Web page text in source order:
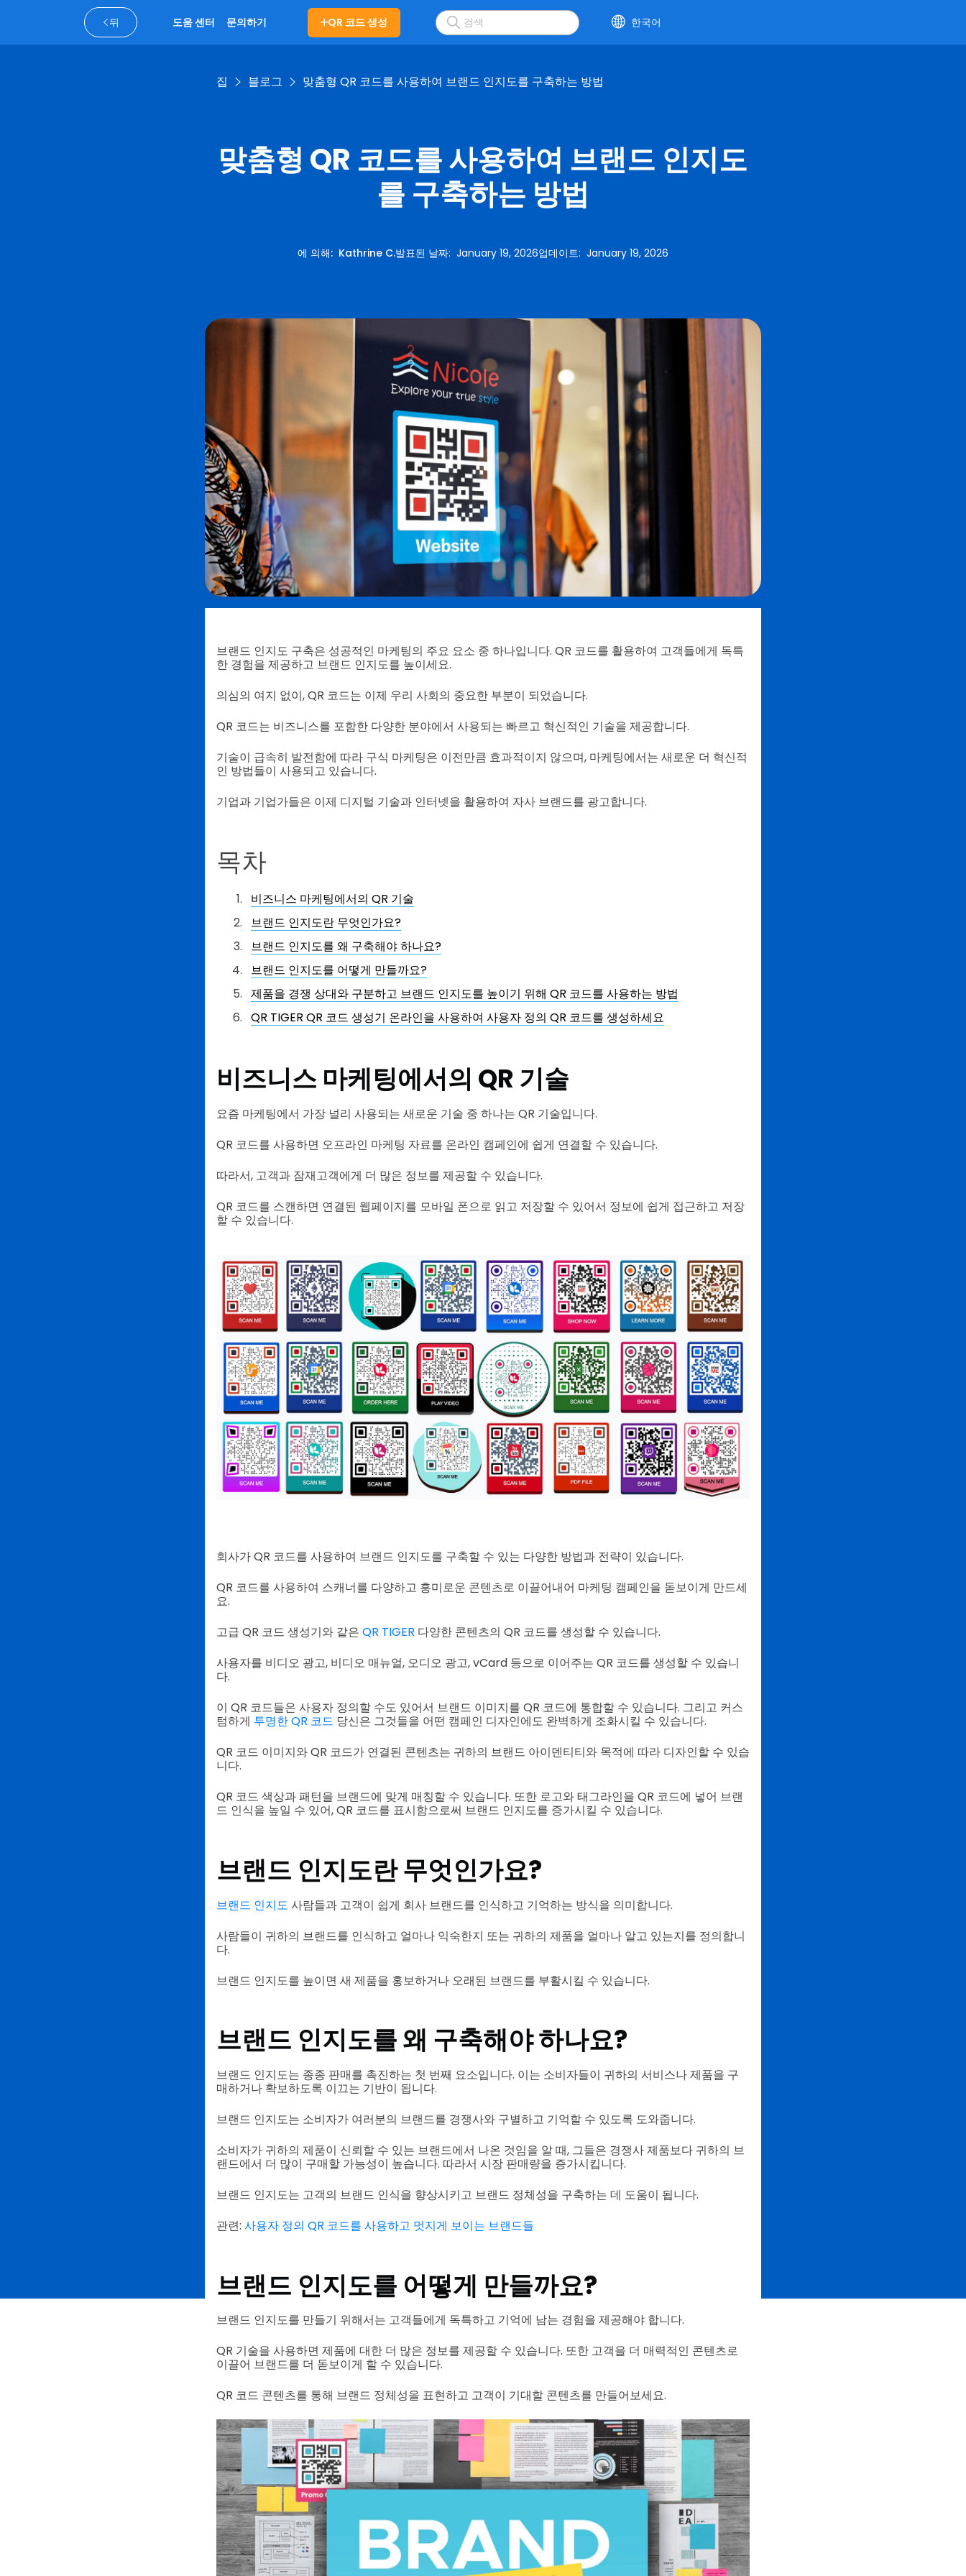
뒤 도움 센터 문의하기 QR 코드 생성 한국어
집 블로그 맞춤형 QR 코드를 사용하여 브랜드 인지도를 구축하는 방법
맞춤형 QR 코드를 사용하여 브랜드 인지도
를 구축하는 방법
에 의해: Kathrine C.발표된 날짜: January 19, 2026업데이트: January 19, 2026
브랜드 인지도 구축은 성공적인 마케팅의 주요 요소 중 하나입니다. QR 코드를 활용하여 고객들에게 독특
한 경험을 제공하고 브랜드 인지도를 높이세요.
의심의 여지 없이, QR 코드는 이제 우리 사회의 중요한 부분이 되었습니다.
QR 코드는 비즈니스를 포함한 다양한 분야에서 사용되는 빠르고 혁신적인 기술을 제공합니다.
기술이 급속히 발전함에 따라 구식 마케팅은 이전만큼 효과적이지 않으며, 마케팅에서는 새로운 더 혁신적
인 방법들이 사용되고 있습니다.
기업과 기업가들은 이제 디지털 기술과 인터넷을 활용하여 자사 브랜드를 광고합니다.
목차
비즈니스 마케팅에서의 QR 기술
브랜드 인지도란 무엇인가요?
브랜드 인지도를 왜 구축해야 하나요?
브랜드 인지도를 어떻게 만들까요?
제품을 경쟁 상대와 구분하고 브랜드 인지도를 높이기 위해 QR 코드를 사용하는 방법
QR TIGER QR 코드 생성기 온라인을 사용하여 사용자 정의 QR 코드를 생성하세요
비즈니스 마케팅에서의 QR 기술
요즘 마케팅에서 가장 널리 사용되는 새로운 기술 중 하나는 QR 기술입니다.
QR 코드를 사용하면 오프라인 마케팅 자료를 온라인 캠페인에 쉽게 연결할 수 있습니다.
따라서, 고객과 잠재고객에게 더 많은 정보를 제공할 수 있습니다.
QR 코드를 스캔하면 연결된 웹페이지를 모바일 폰으로 읽고 저장할 수 있어서 정보에 쉽게 접근하고 저장
할 수 있습니다.
회사가 QR 코드를 사용하여 브랜드 인지도를 구축할 수 있는 다양한 방법과 전략이 있습니다.
QR 코드를 사용하여 스캐너를 다양하고 흥미로운 콘텐츠로 이끌어내어 마케팅 캠페인을 돋보이게 만드세
요.
고급 QR 코드 생성기와 같은 QR TIGER 다양한 콘텐츠의 QR 코드를 생성할 수 있습니다.
사용자를 비디오 광고, 비디오 매뉴얼, 오디오 광고, vCard 등으로 이어주는 QR 코드를 생성할 수 있습니
다.
이 QR 코드들은 사용자 정의할 수도 있어서 브랜드 이미지를 QR 코드에 통합할 수 있습니다. 그리고 커스
텀하게 투명한 QR 코드 당신은 그것들을 어떤 캠페인 디자인에도 완벽하게 조화시킬 수 있습니다.
QR 코드 이미지와 QR 코드가 연결된 콘텐츠는 귀하의 브랜드 아이덴티티와 목적에 따라 디자인할 수 있습
니다.
QR 코드 색상과 패턴을 브랜드에 맞게 매칭할 수 있습니다. 또한 로고와 태그라인을 QR 코드에 넣어 브랜
드 인식을 높일 수 있어, QR 코드를 표시함으로써 브랜드 인지도를 증가시킬 수 있습니다.
브랜드 인지도란 무엇인가요?
브랜드 인지도 사람들과 고객이 쉽게 회사 브랜드를 인식하고 기억하는 방식을 의미합니다.
사람들이 귀하의 브랜드를 인식하고 얼마나 익숙한지 또는 귀하의 제품을 얼마나 알고 있는지를 정의합니
다.
브랜드 인지도를 높이면 새 제품을 홍보하거나 오래된 브랜드를 부활시킬 수 있습니다.
브랜드 인지도를 왜 구축해야 하나요?
브랜드 인지도는 종종 판매를 촉진하는 첫 번째 요소입니다. 이는 소비자들이 귀하의 서비스나 제품을 구
매하거나 확보하도록 이끄는 기반이 됩니다.
브랜드 인지도는 소비자가 여러분의 브랜드를 경쟁사와 구별하고 기억할 수 있도록 도와줍니다.
소비자가 귀하의 제품이 신뢰할 수 있는 브랜드에서 나온 것임을 알 때, 그들은 경쟁사 제품보다 귀하의 브
랜드에서 더 많이 구매할 가능성이 높습니다. 따라서 시장 판매량을 증가시킵니다.
브랜드 인지도는 고객의 브랜드 인식을 향상시키고 브랜드 정체성을 구축하는 데 도움이 됩니다.
관련: 사용자 정의 QR 코드를 사용하고 멋지게 보이는 브랜드들
브랜드 인지도를 어떻게 만들까요?
브랜드 인지도를 만들기 위해서는 고객들에게 독특하고 기억에 남는 경험을 제공해야 합니다.
QR 기술을 사용하면 제품에 대한 더 많은 정보를 제공할 수 있습니다. 또한 고객을 더 매력적인 콘텐츠로
이끌어 브랜드를 더 돋보이게 할 수 있습니다.
QR 코드 콘텐츠를 통해 브랜드 정체성을 표현하고 고객이 기대할 콘텐츠를 만들어보세요.